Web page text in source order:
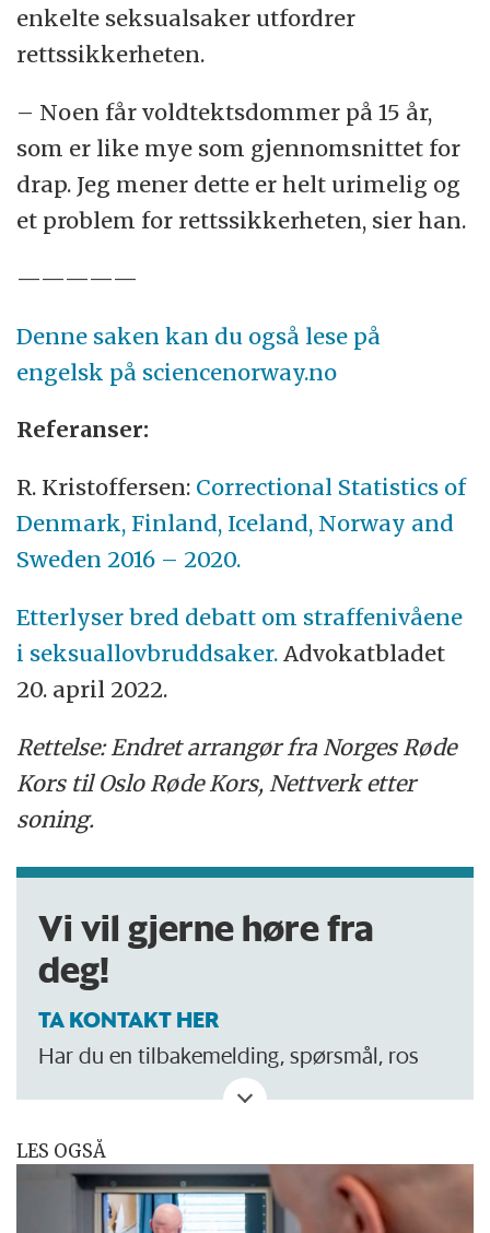
enkelte seksualsaker utfordrer
rettssikkerheten.
– Noen får voldtektsdommer på 15 år,
som er like mye som gjennomsnittet for
drap. Jeg mener dette er helt urimelig og
et problem for rettssikkerheten, sier han.
—————
Denne saken kan du også lese på
engelsk på sciencenorway.no
Referanser:
R. Kristoffersen: Correctional Statistics of
Denmark, Finland, Iceland, Norway and
Sweden 2016 – 2020.
Etterlyser bred debatt om straffenivåene
i seksuallovbruddsaker.Advokatbladet
20. april 2022.
Rettelse: Endret arrangør fra Norges Røde
Kors til Oslo Røde Kors, Nettverk etter
soning.
Vi vil gjerne høre fra
deg!
TA KONTAKT HER
Har du en tilbakemelding, spørsmål, ros
eller kritikk? Eller tips om noe vi bør skrive
LES OGSÅ